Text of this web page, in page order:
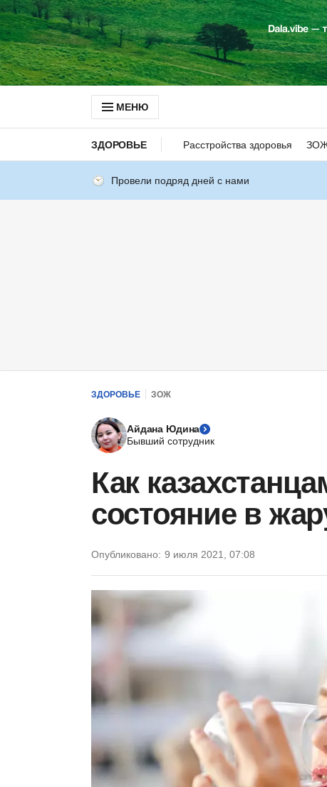
МЕНЮ
ЗДОРОВЬЕ Расстройства здоровья
Провели подряд дней с нами
ЗДОРОВЬЕ ЗОЖ
Айдана Юдина
Бывший сотрудник
Как
состояние в
Опубликовано: 9 июля 2021, 07:08